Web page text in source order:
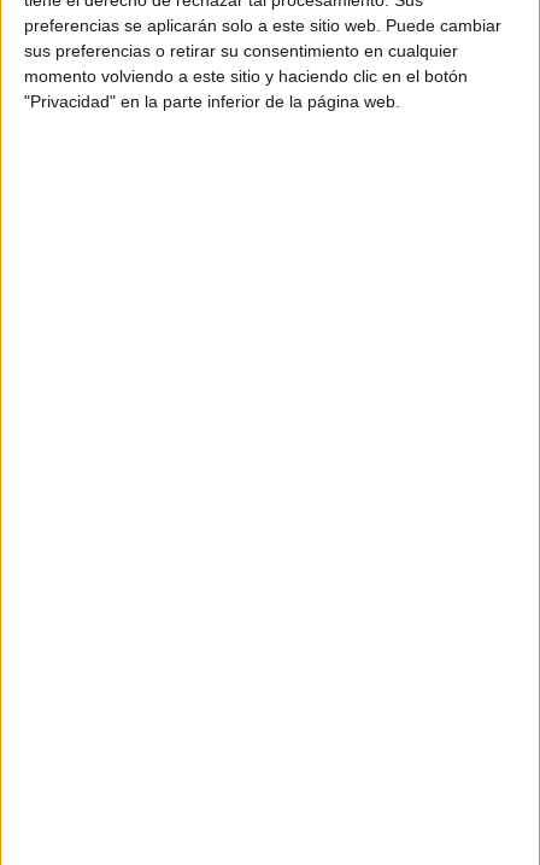
preferencias se aplicarán solo a este sitio web. Puede cambiar
sus preferencias o retirar su consentimiento en cualquier
momento volviendo a este sitio y haciendo clic en el botón
"Privacidad" en la parte inferior de la página web.